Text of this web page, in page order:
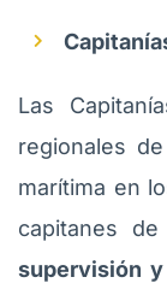
Las
regionales
marítima en
capitanes
supervisión